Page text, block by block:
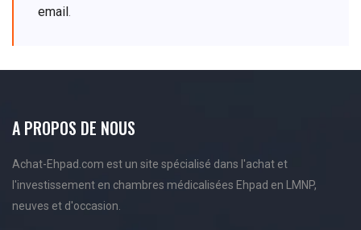
email
A PROPOS DE NOUS
Achat-Ehpad.com est un site spécialisé dans l'achat et
l'investissement en chambres médicalisées Ehpad en LMNP,
neuves et d'occasion.